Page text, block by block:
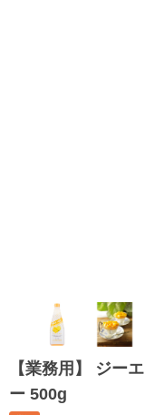
【業務用】 ジー
ー 500g